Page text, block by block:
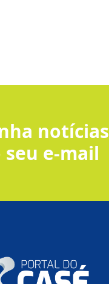
notícias
seu e-mail